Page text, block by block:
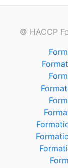
© HACCP